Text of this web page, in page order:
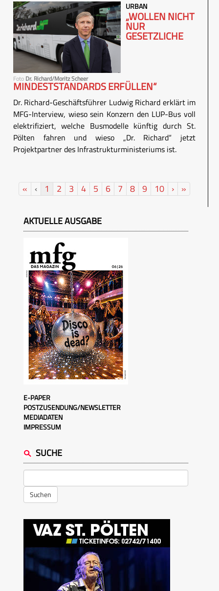
Foto Dr. Richard/Moritz Scheer
URBAN
„WOLLEN NICHT
NUR
GESETZLICHE
MINDESTSTANDARDS ERFÜLLEN“
Dr. Richard-Geschäftsführer Ludwig Richard erklärt im
MFG-Interview, wieso sein Konzern den LUP-Bus voll
elektrifiziert, welche Busmodelle künftig durch St.
Pölten fahren und wieso „Dr. Richard“ jetzt
Projektpartner des Infrastrukturministeriums ist.
« ‹ 1 2 3 4 5 6 7 8 9 10 › »
AKTUELLE AUSGABE
E-PAPER
POSTZUSENDUNG/NEWSLETTER
MEDIADATEN
IMPRESSUM
SUCHE
Suchen